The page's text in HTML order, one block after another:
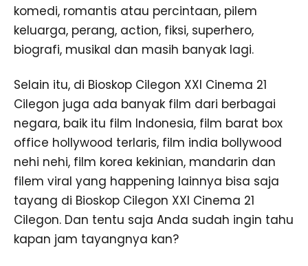
komedi, romantis atau percintaan, pilem
keluarga, perang, action, fiksi, superhero,
biografi, musikal dan masih banyak lagi.
Selain itu, di Bioskop Cilegon XXI Cinema 21
Cilegon juga ada banyak film dari berbagai
negara, baik itu film Indonesia, film barat box
office hollywood terlaris, film india bollywood
nehi nehi, film korea kekinian, mandarin dan
filem viral yang happening lainnya bisa saja
tayang di Bioskop Cilegon XXI Cinema 21
Cilegon. Dan tentu saja Anda sudah ingin tahu
kapan jam tayangnya kan?